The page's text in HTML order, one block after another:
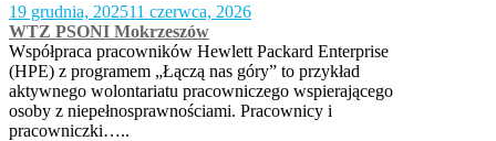
19 grudnia, 202511 czerwca, 2026
WTZ PSONI Mokrzeszów
Współpraca pracowników Hewlett Packard Enterprise
(HPE) z programem „Łączą nas góry” to przykład
aktywnego wolontariatu pracowniczego wspierającego
osoby z niepełnosprawnościami. Pracownicy i
pracowniczki…..